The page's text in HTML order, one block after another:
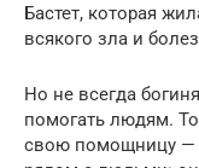
Бастет, которая
всякого зла и
Но не всегда
помогать людям.
свою помощницу —